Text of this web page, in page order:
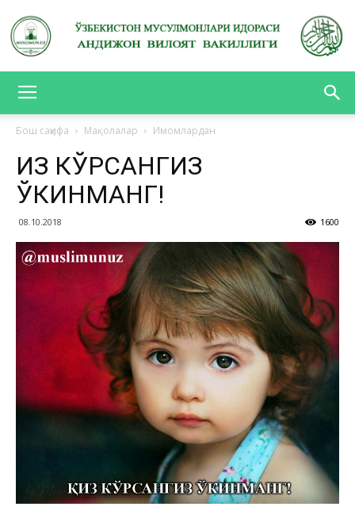
ВИЛОЯТ
Бош саҳифа Мақолалар Имомлардан
ҚИЗ КЎРСАНГИЗ
ЎКИНМАНГ!
08.10.2018 1600